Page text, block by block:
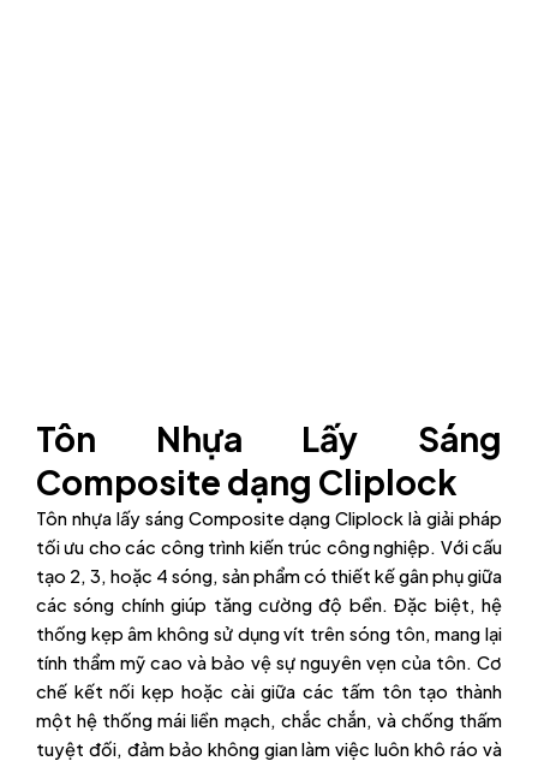
Tôn Nhựa Lấy Sáng
Composite dạng Cliplock
Tôn nhựa lấy sáng Composite dạng Cliplock là giải pháp
tối ưu cho các công trình kiến trúc công nghiệp. Với cấu
tạo 2, 3, hoặc 4 sóng, sản phẩm có thiết kế gân phụ giữa
các sóng chính giúp tăng cường độ bền. Đặc biệt, hệ
thống kẹp âm không sử dụng vít trên sóng tôn, mang lại
tính thẩm mỹ cao và bảo vệ sự nguyên vẹn của tôn. Cơ
chế kết nối kẹp hoặc cài giữa các tấm tôn tạo thành
một hệ thống mái liền mạch, chắc chắn, và chống thấm
tuyệt đối, đảm bảo không gian làm việc luôn khô ráo và